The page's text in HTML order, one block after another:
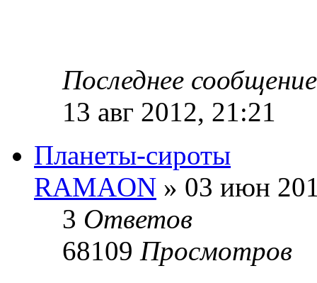
Последнее
13 авг 2012, 21:21
Планеты-сироты
RAMAON » 03 июн
3 Ответов
68109 Просмотров